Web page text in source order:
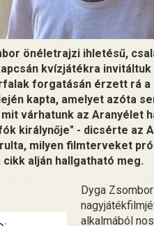
önéletrajzi ihletésű,
kvízjátékra
forgatásán érzett rá
kapta, amelyet azóta
várhatunk az Aranyélet
királynője" - dicsérte az
milyen filmterveket
alján hallgatható meg.
Dyga
alkalmából